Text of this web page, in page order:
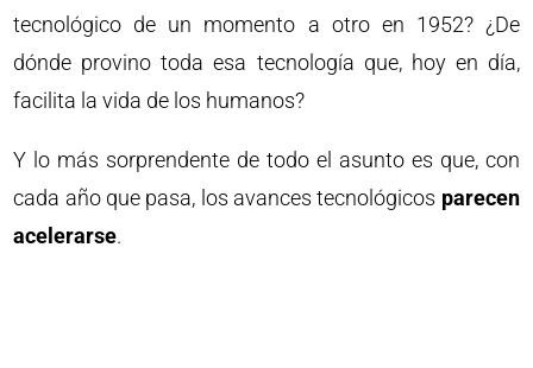
tecnológico de un momento a otro en 1952? ¿De
dónde provino toda esa tecnología que, hoy en día,
facilita la vida de los humanos?
Y lo más sorprendente de todo el asunto es que, con
cada año que pasa, los avances tecnológicos parecen
acelerarse.